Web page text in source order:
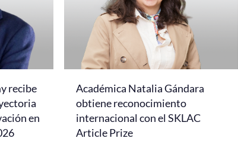
recibe
en
Académica Natalia Gándara
obtiene reconocimiento
internacional con el SKLAC
Article Prize